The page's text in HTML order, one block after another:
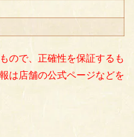
ので、正確性を保証するも
は店舗の公式ページなどを